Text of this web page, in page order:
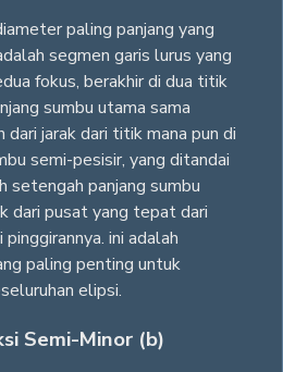
paling panjang yang
segmen garis lurus yang
fokus, berakhir di dua titik
sumbu utama sama
dari jarak dari titik mana pun di
semi-pesisir, yang ditandai
setengah panjang sumbu
dari pusat yang tepat dari
ini adalah
paling penting untuk
elipsi.
Semi-Minor (b)